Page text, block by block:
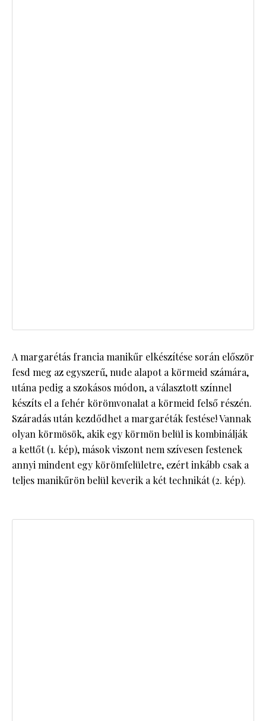
A margarétás francia manikűr elkészítése során először
fesd meg az egyszerű, nude alapot a körmeid számára,
utána pedig a szokásos módon, a választott színnel
készíts el a fehér körömvonalat a körmeid felső részén.
Száradás után kezdődhet a margaréták festése! Vannak
olyan körmösök, akik egy körmön belül is kombinálják
a kettőt (1. kép), mások viszont nem szívesen festenek
annyi mindent egy körömfelületre, ezért inkább csak a
teljes manikűrön belül keverik a két technikát (2. kép).